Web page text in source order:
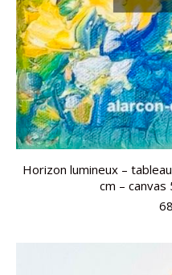
Horizon lumineux –
cm – canvas